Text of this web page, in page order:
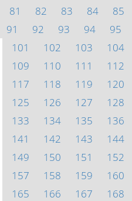
81
82 83 84 85
91
92 93 94 95
101
102 103 104
109
110 111 112
117
118 119 120
125
126 127 128
133
134 135 136
141
142 143 144
149
150 151 152
157
158 159 160
165
166 167 168